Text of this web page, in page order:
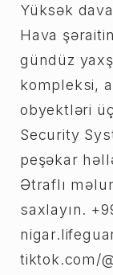
Yüksək
Hava
gündüz
kompleksi,
obyektləri
Security
peşəkar
Ətraflı
saxlayın.
tiktok.com/